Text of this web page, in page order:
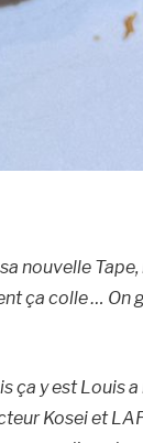
nouvelle Tape,
ça colle … On
ça y est Louis
Kosei et